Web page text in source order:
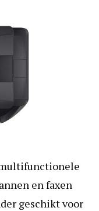
en faxen
geschikt voor